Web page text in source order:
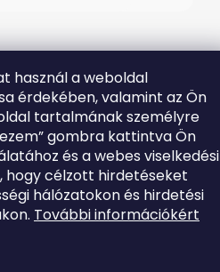
használ a weboldal
érdekében, valamint az Ön
tartalmának személyre
gombra kattintva Ön
és a webes viselkedési
célzott hirdetéseket
hálózatokon és hirdetési
További információkért
készítette
. Minden jog fenntartva.